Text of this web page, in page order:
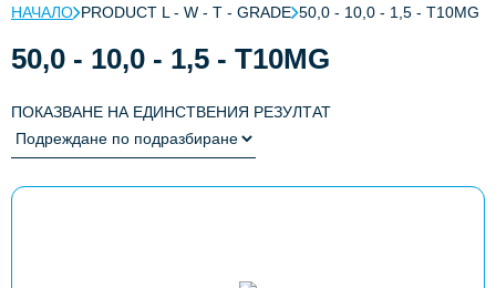
НАЧАЛО PRODUCT L - W - T - GRADE 50,0 - 10,0 - 1,5 - T10MG
50,0 - 10,0 - 1,5 - T10MG
ПОКАЗВАНЕ НА ЕДИНСТВЕНИЯ РЕЗУЛТАТ